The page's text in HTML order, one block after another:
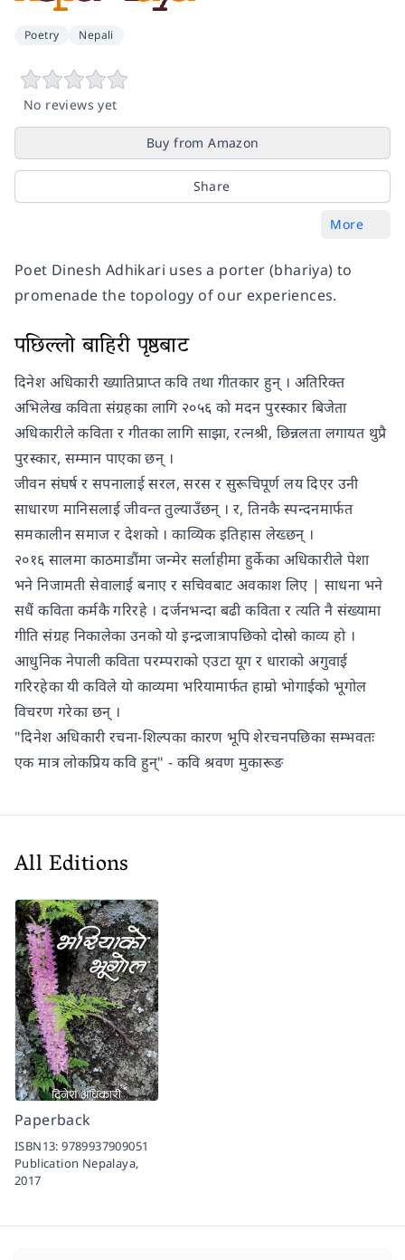
Poetry Nepali
No reviews yet
Buy from Amazon
Share
More
Poet Dinesh Adhikari uses a porter (bhariya) to
promenade the topology of our experiences.
पछिल्लो बाहिरी पृष्ठबाट
दिनेश अधिकारी ख्यातिप्राप्त कवि तथा गीतकार हुन् । अतिरिक्त
अभिलेख कविता संग्रहका लागि २०५६ को मदन पुरस्कार बिजेता
अधिकारीले कविता र गीतका लागि साझा, रत्नश्री, छिन्नलता लगायत थुप्रै
पुरस्कार, सम्मान पाएका छन् ।
जीवन संघर्ष र सपनालाई सरल, सरस र सुरूचिपूर्ण लय दिएर उनी
साधारण मानिसलाई जीवन्त तुल्याउँछन् । र, तिनकै स्पन्दनमार्फत
समकालीन समाज र देशको । काव्यिक इतिहास लेख्छन् ।
२०१६ सालमा काठमाडौंमा जन्मेर सर्लाहीमा हुर्केका अधिकारीले पेशा
भने निजामती सेवालाई बनाए र सचिवबाट अवकाश लिए | साधना भने
सधैं कविता कर्मकै गरिरहे । दर्जनभन्दा बढी कविता र त्यति नै संख्यामा
गीति संग्रह निकालेका उनको यो इन्द्रजात्रापछिको दोस्रो काव्य हो ।
आधुनिक नेपाली कविता परम्पराको एउटा यूग र धाराको अगुवाई
गरिरहेका यी कविले यो काव्यमा भरियामार्फत हाम्रो भोगाईको भूगोल
विचरण गरेका छन् ।
"दिनेश अधिकारी रचना-शिल्पका कारण भूपि शेरचनपछिका सम्भवतः
एक मात्र लोकप्रिय कवि हुन्" - कवि श्रवण मुकारूङ
All Editions
Paperback
ISBN13:9789937909051
Publication Nepalaya,
2017